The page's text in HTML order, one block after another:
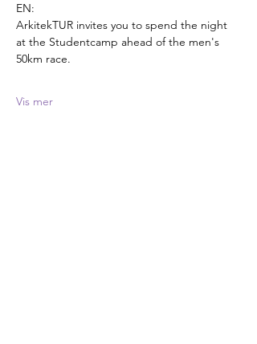
EN:
ArkitekTUR invites you to spend the night
at the Studentcamp ahead of the men's
50km race.
Vis mer